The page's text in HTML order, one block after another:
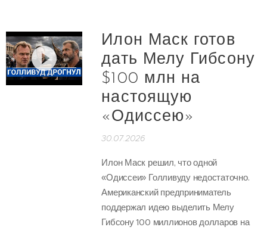
Илон Маск готов
дать Мелу Гибсону
$100 млн на
настоящую
«Одиссею»
30.07.2026
Илон Маск решил, что одной
«Одиссеи» Голливуду недостаточно.
Американский предприниматель
поддержал идею выделить Мелу
Гибсону 100 миллионов долларов на